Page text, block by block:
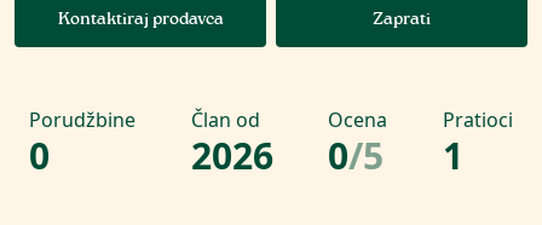
Kontaktiraj prodavca Zaprati
Porudžbine
0
Član od
2026
Ocena
0/5
Pratioci
1